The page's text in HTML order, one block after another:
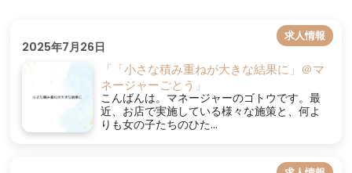
2025年7月26日
求人情報
「「小さな積み重ねが大きな結果に」＠マ
ネージャーごとう」
こんばんは。マネージャーのゴトウです。最
近、お店で実施している様々な施策と、何よ
りも女の子たちのひた...